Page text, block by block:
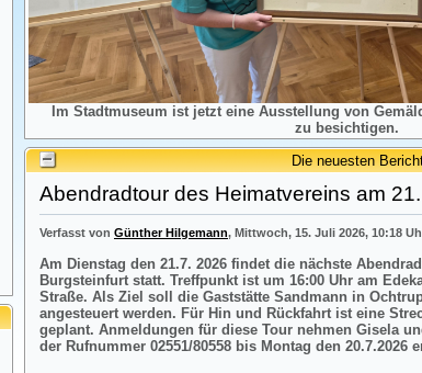
Im Stadtmuseum ist jetzt eine Ausstellung von
zu besichtigen.
Die neuesten
Abendradtour des Heimatvereins am
Verfasst von Günther Hilgemann, Mittwoch, 15. Juli 2026, 10:18
Am Dienstag den 21.7. 2026 findet die nächste
Burgsteinfurt statt. Treffpunkt ist um 16:00 Uhr am
Straße. Als Ziel soll die Gaststätte Sandmann in
angesteuert werden. Für Hin und Rückfahrt ist eine
geplant. Anmeldungen für diese Tour nehmen Gisela
der Rufnummer 02551/80558 bis Montag den 20.7.2026